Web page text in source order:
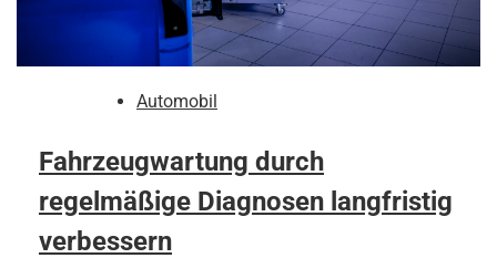
Automobil
Fahrzeugwartung durch
regelmäßige Diagnosen langfristig
verbessern